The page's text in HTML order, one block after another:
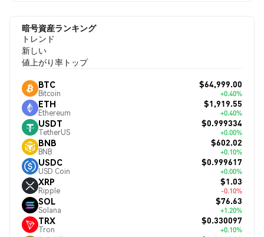
暗号資産ランキング
トレンド
新しい
値上がり率トップ
BTC
Bitcoin
$64,999.00
+0.40%
ETH
Ethereum
$1,919.55
+0.40%
USDT
TetherUS
$0.999334
+0.00%
BNB
BNB
$602.02
+0.10%
USDC
USD Coin
$0.999617
+0.00%
XRP
Ripple
$1.03
-0.10%
SOL
Solana
$76.63
+1.20%
TRX
Tron
$0.330097
+0.10%